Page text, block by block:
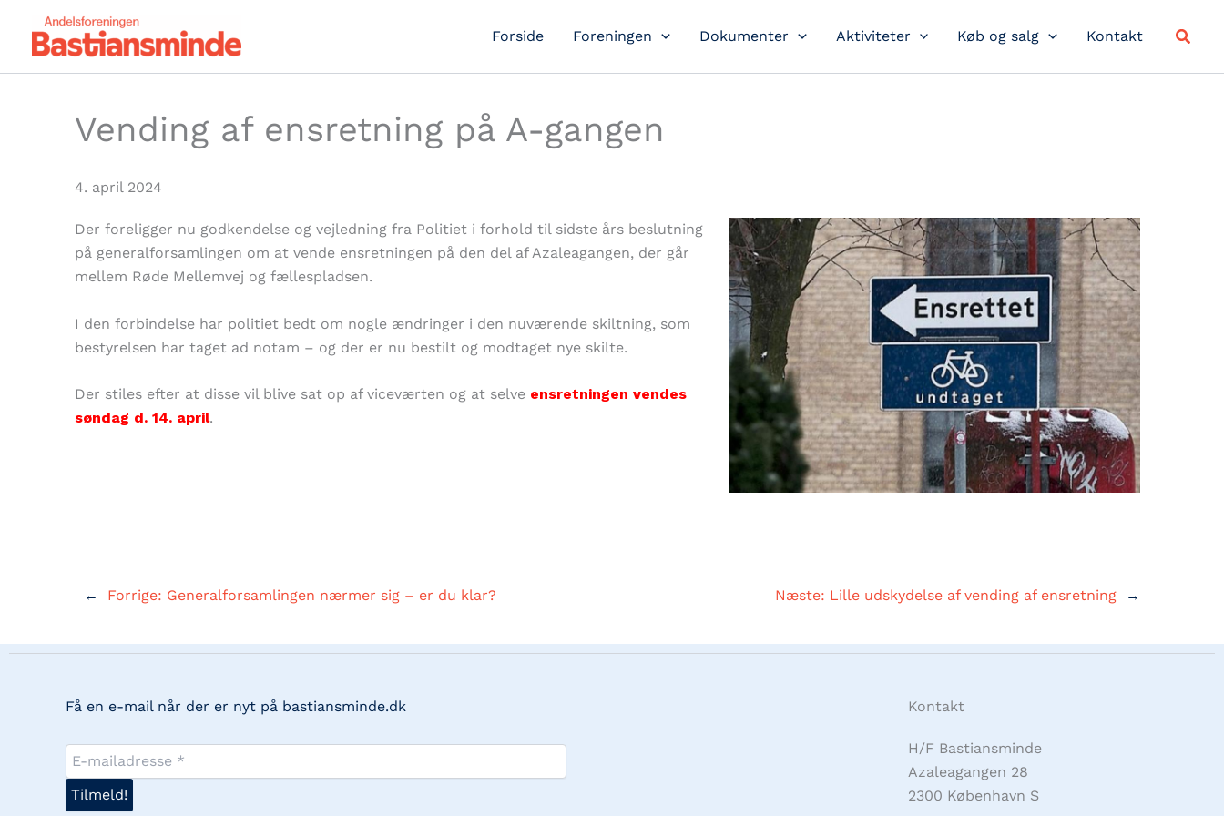
indholdet
Forside Foreningen Dokumenter Aktiviteter Køb og salg Kontakt Søg
Vending af ensretning på A-gangen
4. april 2024
Der foreligger nu godkendelse og vejledning fra Politiet i forhold til sidste års beslutning
på generalforsamlingen om at vende ensretningen på den del af Azaleagangen, der går
mellem Røde Mellemvej og fællespladsen.
I den forbindelse har politiet bedt om nogle ændringer i den nuværende skiltning, som
bestyrelsen har taget ad notam – og der er nu bestilt og modtaget nye skilte.
Der stiles efter at disse vil blive sat op af viceværten og at selve ensretningen vendes
søndag d. 14. april.
← Forrige: Generalforsamlingen nærmer sig – er du klar? Næste: Lille udskydelse af vending af ensretning →
Få en e-mail når der er nyt på bastiansminde.dk Kontakt
H/F Bastiansminde
Azaleagangen 28
2300 København S